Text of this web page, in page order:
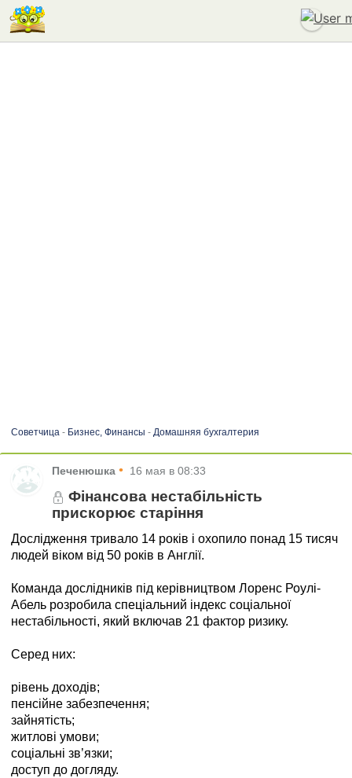
Советчица- Бизнес, Финансы - Домашняя бухгалтерия
Печенюшка • 16 мая в 08:33
Фінансова нестабільність
прискорює старіння
Дослідження тривало 14 років і охопило понад 15 тисяч
людей віком від 50 років в Англії.
Команда дослідників під керівництвом Лоренс Роулі-
Абель розробила спеціальний індекс соціальної
нестабільності, який включав 21 фактор ризику.
Серед них:
рівень доходів;
пенсійне забезпечення;
зайнятість;
житлові умови;
соціальні зв’язки;
доступ до догляду.